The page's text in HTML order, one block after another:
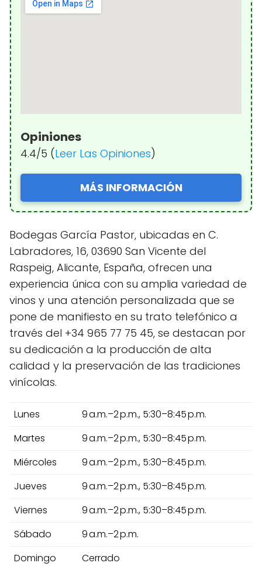
Opiniones
4.4/5 (Leer Las Opiniones)
MÁS INFORMACIÓN
Bodegas García Pastor, ubicadas en C.
Labradores, 16, 03690 San Vicente del
Raspeig, Alicante, España, ofrecen una
experiencia única con su amplia variedad de
vinos y una atención personalizada que se
pone de manifiesto en su trato telefónico a
través del +34 965 77 75 45, se destacan por
su dedicación a la producción de alta
calidad y la preservación de las tradiciones
vinícolas.
Lunes
9 a.m.–2 p.m., 5:30–8:45 p.m.
Martes
9 a.m.–2 p.m., 5:30–8:45 p.m.
Miércoles
9 a.m.–2 p.m., 5:30–8:45 p.m.
Jueves
9 a.m.–2 p.m., 5:30–8:45 p.m.
Viernes
9 a.m.–2 p.m., 5:30–8:45 p.m.
Sábado
9 a.m.–2 p.m.
Domingo
Cerrado